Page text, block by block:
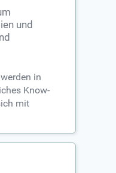
und
in
Know-
mit